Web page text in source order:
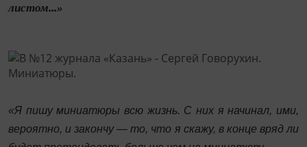
листом...»
«Я пишу миниатюры всю жизнь. С них я начинал, ими,
вероятно, и закончу — то, что я скажу, в конце вряд ли